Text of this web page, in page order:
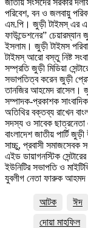
পরিবেশ, বন ও জলবায়ু
এম.পি। জুড়ী টাইমস্ এর এ
ফাউন্ডেশনের”
ইসলাম। জুড়ী টাইমস
টাইমস্ আরো বস্তু নিষ্ট
সম্প্রতি জুড়ী মিডিয়া
সভাপতিত্ব করেন জুড়ী
তানজির আহমেদ রাসেল।
সম্পাদক-প্রকাশক
অতিথির বক্তব্য রাখেন
সদস্য ও সাবেক
বাংলাদেশ জাতীয় পার্টি
সাচ্চু, প্রবাসী সমাজসেবক
এইড ডায়াগনস্টিক
ইউনিটির সভাপতি ও
যুবলীগ নেতা ফারুক আহমদ
আটক ঈদ
দোয়া মাহফিল